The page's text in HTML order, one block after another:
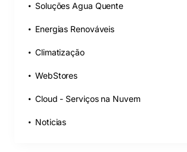
Soluções Agua Quente
Energias Renováveis
Climatização
WebStores
Cloud - Serviços na Nuvem
Noticias